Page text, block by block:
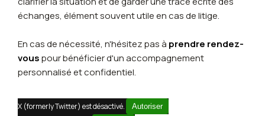
échanges, élément souvent utile en cas de litige.
En cas de nécessité, n'hésitez pas à prendre rendez-
vouspour bénéficier d'un accompagnement
personnalisé et confidentiel.
X (formerly Twitter) est désactivé. Autoriser